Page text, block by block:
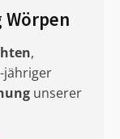
Wörpen
,
jähriger
unserer